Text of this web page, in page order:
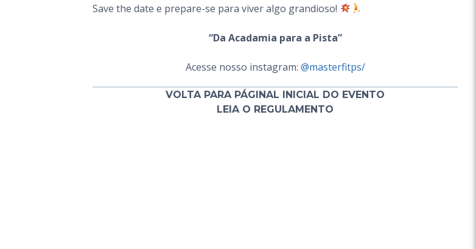
Save the date e prepare-se para viver algo grandioso!
“Da Acadamia para a Pista”
Acesse nosso instagram: @masterfitps/
VOLTA PARA PÁGINAL INICIAL DO EVENTO
LEIA O REGULAMENTO